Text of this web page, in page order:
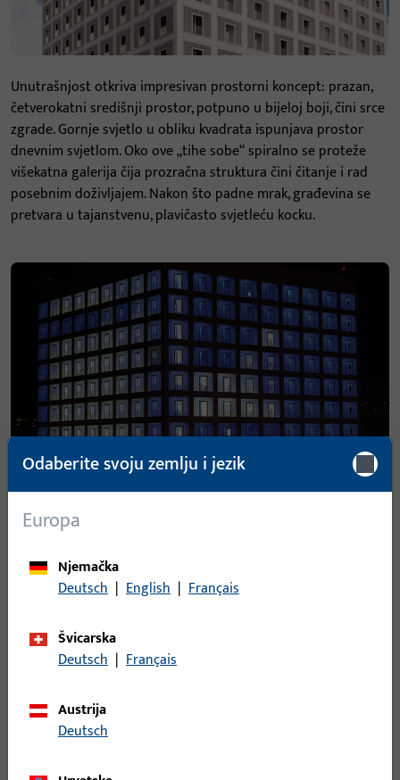
Unutrašnjost otkriva impresivan prostorni koncept: prazan,
četverokatni središnji prostor, potpuno u bijeloj boji, čini srce
zgrade. Gornje svjetlo u obliku kvadrata ispunjava prostor
dnevnim svjetlom. Oko ove „tihe sobe“ spiralno se proteže
višekatna galerija čija prozračna struktura čini čitanje i rad
posebnim doživljajem. Nakon što padne mrak, građevina se
pretvara u tajanstvenu, plavičasto svjetleću kocku.
Odaberite svoju zemlju i jezik
Europa
Njemačka
Deutsch | English | Français
Švicarska
Deutsch | Français
Austrija
Deutsch